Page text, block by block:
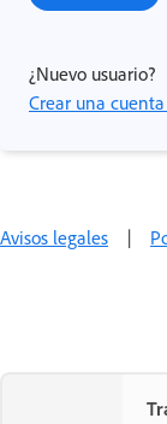
¿Nuevo usuario?
Crear una cuenta
Avisos legales |